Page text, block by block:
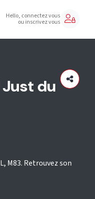
Hello, connectez vous
ou inscrivez vous
Just du
M83. Retrouvez son